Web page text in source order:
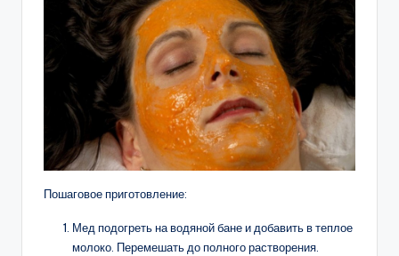
Пошаговое приготовление:
Мед подогреть на водяной бане и добавить в теплое
молоко. Перемешать до полного растворения.